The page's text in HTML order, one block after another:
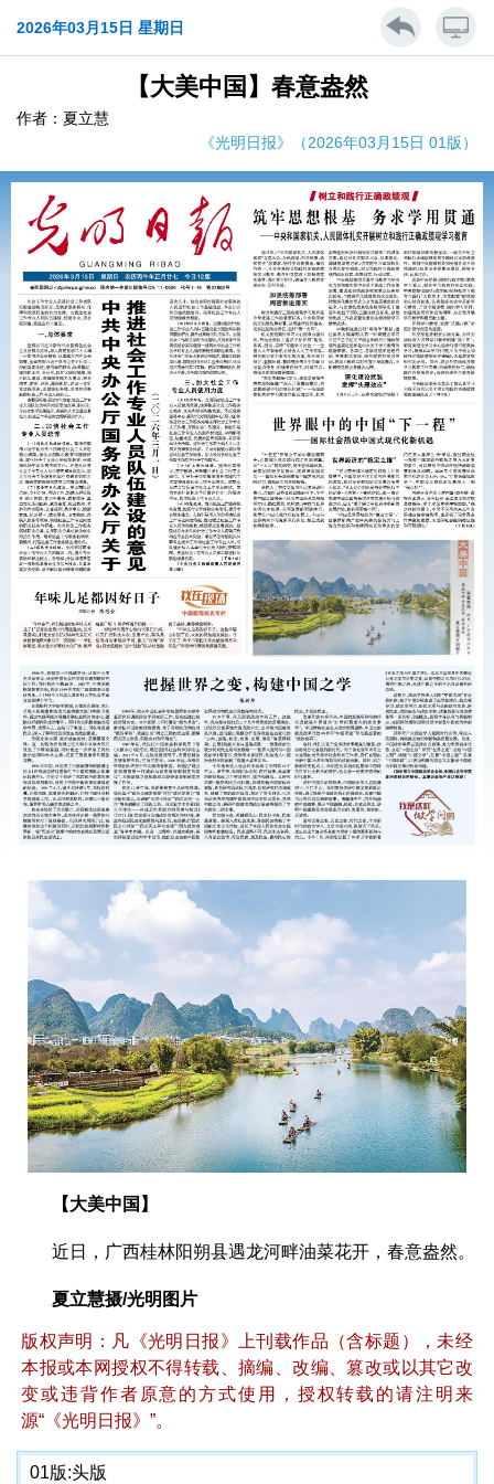
2026年03月15日 星期日
【大美中国】春意盎然
作者：夏立慧
《光明日报》（2026年03月15日 01版）
【大美中国】
近日，广西桂林阳朔县遇龙河畔油菜花开，春意盎然。
夏立慧摄/光明图片
版权声明：凡《光明日报》上刊载作品（含标题），未经
本报或本网授权不得转载、摘编、改编、篡改或以其它改
变或违背作者原意的方式使用，授权转载的请注明来
源“《光明日报》”。
01版:头版